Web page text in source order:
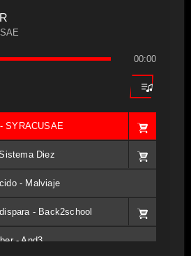
00:00
SYRACUSAE
Diez
- Malviaje
- Back2school
- And3